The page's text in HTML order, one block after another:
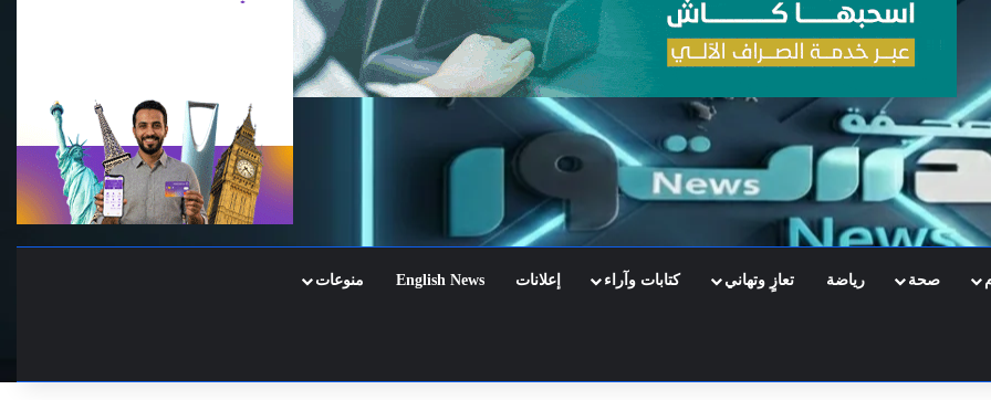
صحة رياضة تعازٍ وتهاني كتابات وآراء إعلانات English News منوعات